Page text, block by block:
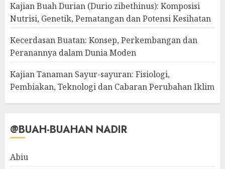
Kajian Buah Durian (Durio zibethinus): Komposisi
Nutrisi, Genetik, Pematangan dan Potensi Kesihatan
Kecerdasan Buatan: Konsep, Perkembangan dan
Peranannya dalam Dunia Moden
Kajian Tanaman Sayur-sayuran: Fisiologi,
Pembiakan, Teknologi dan Cabaran Perubahan Iklim
@BUAH-BUAHAN NADIR
Abiu